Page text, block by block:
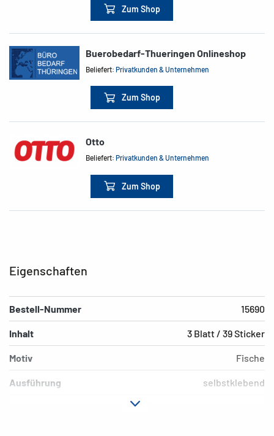
Zum Shop
Buerobedarf-Thueringen Onlineshop
Beliefert:Privatkunden & Unternehmen
Zum Shop
Otto
Beliefert:Privatkunden & Unternehmen
Zum Shop
Eigenschaften
Bestell-Nummer 15690
Inhalt 3 Blatt / 39 Sticker
Motiv Fische
Ausführung selbstklebend